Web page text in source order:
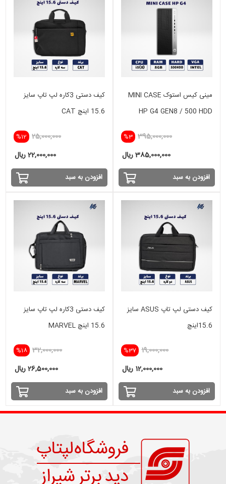
مینی کیس استوک MINI CASE
HP G4 GEN8 / 500 HDD
%3 395,000,000
385,000,000 ریال
افزودن به سبد
کیف دستی 3کاره لپ تاپ سایز
15.6 اینچ CAT
%12 25,000,000
22,000,000 ریال
افزودن به سبد
کیف دستی لپ تاپ ASUS سایز
15.6اینچ
%37 19,000,000
12,000,000 ریال
افزودن به سبد
کیف دستی 3کاره لپ تاپ سایز
15.6 اینچ MARVEL
%18 32,000,000
26,500,000 ریال
افزودن به سبد